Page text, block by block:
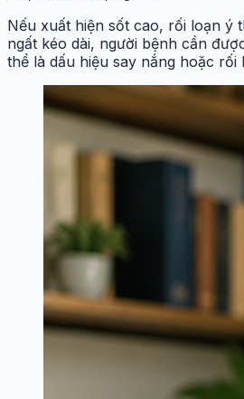
Nếu xuất hiện sốt cao, rối loạn ý
ngất kéo dài, người bệnh cần
thể là dấu hiệu say nắng hoặc rối